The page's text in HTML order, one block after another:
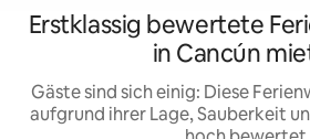
Erstklassig bewertete
in Cancún
Gäste sind sich einig: Diese
aufgrund ihrer Lage, Sauberkeit